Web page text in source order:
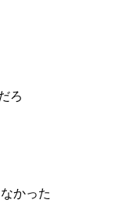
ろ
かった